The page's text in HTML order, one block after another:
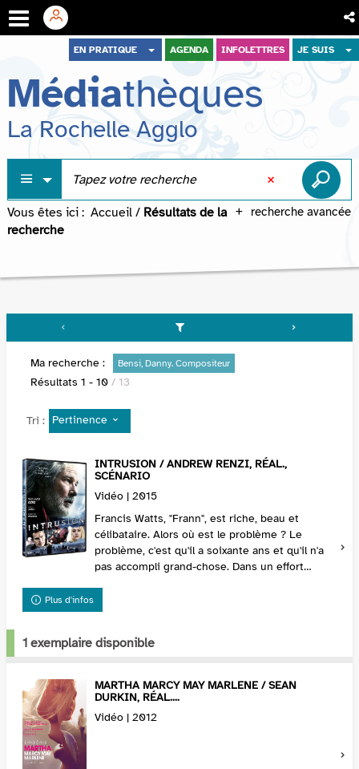
menu
contenu
recherche
EN PRATIQUE AGENDA INFOLETTRES JE SUIS
Médiathèques
La Rochelle Agglo
recherche avancée
Vous êtes ici : Accueil / Résultats de la
recherche
Ma recherche : Bensi, Danny. Compositeur
Résultats 1 - 10 / 13
Tri : Pertinence
INTRUSION / ANDREW RENZI, RÉAL.,
SCÉNARIO
Vidéo | 2015
Francis Watts, "Frann", est riche, beau et
célibataire. Alors où est le problème ? Le
problème, c'est qu'il a soixante ans et qu'il n'a
pas accompli grand-chose. Dans un effort
Plus d'infos
1 exemplaire disponible
MARTHA MARCY MAY MARLENE / SEAN
DURKIN, RÉAL....
Vidéo | 2012